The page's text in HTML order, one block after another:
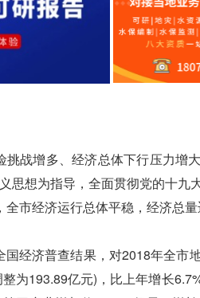
战增多、经济总体下行压力增
想为指导，全面贯彻党的十九
市经济运行总体平稳，经济总量
经济普查结果，对2018年全市
为193.89亿元)，比上年增长